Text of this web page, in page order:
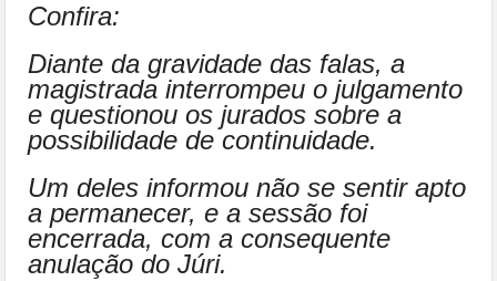
Confira:
Diante da gravidade das falas, a
magistrada interrompeu o julgamento
e questionou os jurados sobre a
possibilidade de continuidade.
Um deles informou não se sentir apto
a permanecer, e a sessão foi
encerrada, com a consequente
anulação do Júri.